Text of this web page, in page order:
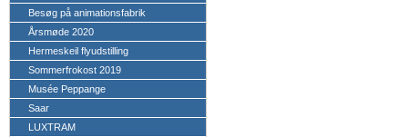
Besøg på animationsfabrik
Årsmøde 2020
Hermeskeil flyudstilling
Sommerfrokost 2019
Musée Peppange
Saar
LUXTRAM